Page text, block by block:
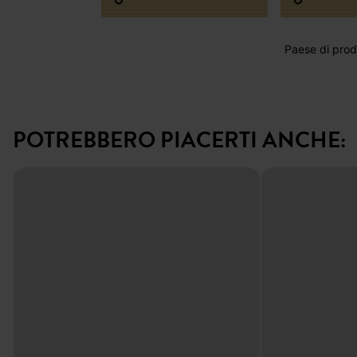
Paese di
POTREBBERO PIACERTI ANCHE: